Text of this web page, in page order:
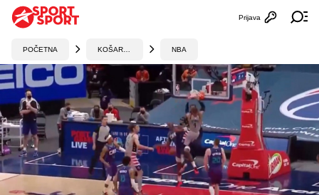
Otvori
Prijava
POČETNA NBA